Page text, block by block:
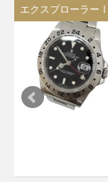
エクスプローラーⅠの